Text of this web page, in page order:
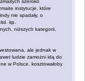
szeroko
instytucje, które
nie spadały, o
itp.
niższych kategorii,
ale jednak w
ludzie zamożni idą do
w Polsce, kosztowałoby